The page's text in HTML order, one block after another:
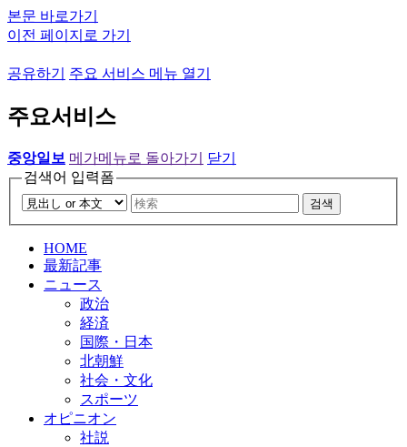
본문 바로가기
이전 페이지로 가기
공유하기 주요 서비스 메뉴 열기
주요서비스
중앙일보 메가메뉴로 돌아가기
닫기
검색어 입력폼
검색
HOME
最新記事
ニュース
政治
経済
国際・日本
北朝鮮
社会・文化
スポーツ
オピニオン
社説